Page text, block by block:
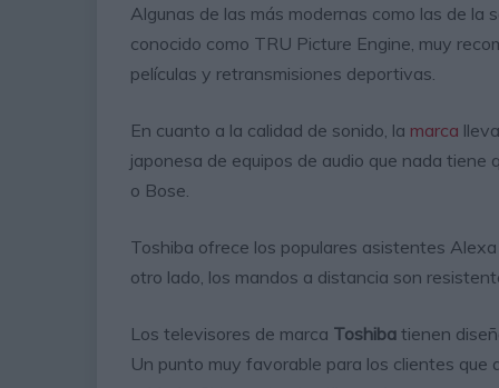
Algunas de las más modernas como las de
conocido como TRU Picture Engine, muy
películas y retransmisiones deportivas.
En cuanto a la calidad de sonido, la marca
japonesa de equipos de audio que nada tiene
o Bose.
Toshiba ofrece los populares asistentes
otro lado, los mandos a distancia son
Los televisores de marca Toshiba tienen
Un punto muy favorable para los clientes